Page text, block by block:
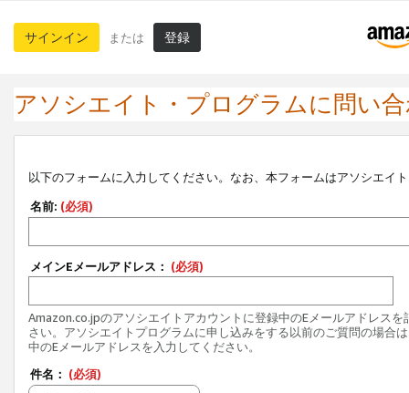
サインイン または 登録
アソシエイト・プログラムに問い
以下のフォームに入力してください。なお、本フォームはアソシエイ
名前: (必須)
メインEメールアドレス： (必須)
Amazon.co.jpのアソシエイトアカウントに登録中のEメールアドレスを
さい。アソシエイトプログラムに申し込みをする以前のご質問の場合
中のEメールアドレスを入力してください。
件名： (必須)